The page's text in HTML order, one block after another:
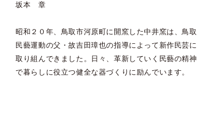
坂本 章
昭和２０年、鳥取市河原町に開窯した中井窯は、鳥取
民藝運動の父・故吉田璋也の指導によって新作民芸に
取り組んできました。日々、革新していく民藝の精神
で暮らしに役立つ健全な器づくりに励んでいます。